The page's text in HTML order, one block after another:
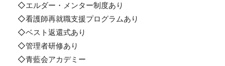
◇エルダー・メンター制度あり
◇看護師再就職支援プログラムあり
◇ベスト返還式あり
◇管理者研修あり
◇青藍会アカデミー